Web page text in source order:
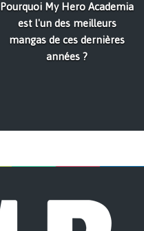
Pourquoi My Hero Academia
est l'un des meilleurs
mangas de ces dernières
années ?